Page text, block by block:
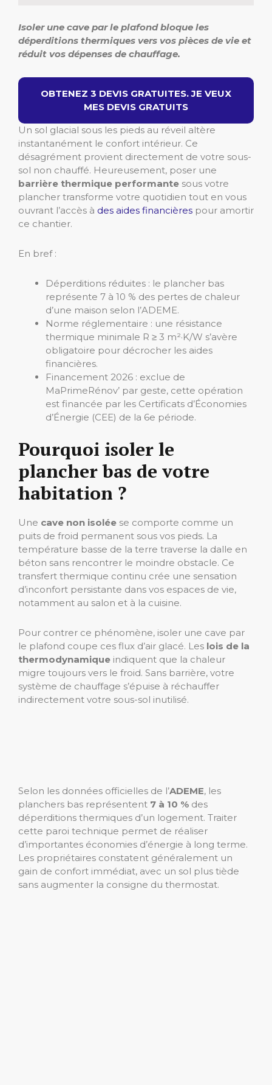
Isoler une cave par le plafond bloque les
déperditions thermiques vers vos pièces de vie et
réduit vos dépenses de chauffage.
OBTENEZ 3 DEVIS GRATUITES. JE VEUX
MES DEVIS GRATUITS
Un sol glacial sous les pieds au réveil altère
instantanément le confort intérieur. Ce
désagrément provient directement de votre sous-
sol non chauffé. Heureusement, poser une
barrière thermique performante sous votre
plancher transforme votre quotidien tout en vous
ouvrant l’accès à des aides financières pour amortir
ce chantier.
En bref :
Déperditions réduites : le plancher bas
représente 7 à 10 % des pertes de chaleur
d’une maison selon l’ADEME.
Norme réglementaire : une résistance
thermique minimale R ≥ 3 m²·K/W s’avère
obligatoire pour décrocher les aides
financières.
Financement 2026 : exclue de
MaPrimeRénov’ par geste, cette opération
est financée par les Certificats d’Économies
d’Énergie (CEE) de la 6e période.
Pourquoi isoler le
plancher bas de votre
habitation ?
Une cave non isolée se comporte comme un
puits de froid permanent sous vos pieds. La
température basse de la terre traverse la dalle en
béton sans rencontrer le moindre obstacle. Ce
transfert thermique continu crée une sensation
d’inconfort persistante dans vos espaces de vie,
notamment au salon et à la cuisine.
Pour contrer ce phénomène, isoler une cave par
le plafond coupe ces flux d’air glacé. Les lois de la
thermodynamique indiquent que la chaleur
migre toujours vers le froid. Sans barrière, votre
système de chauffage s’épuise à réchauffer
indirectement votre sous-sol inutilisé.
Selon les données officielles de l’ADEME, les
planchers bas représentent 7 à 10 % des
déperditions thermiques d’un logement. Traiter
cette paroi technique permet de réaliser
d’importantes économies d’énergie à long terme.
Les propriétaires constatent généralement un
gain de confort immédiat, avec un sol plus tiède
sans augmenter la consigne du thermostat.